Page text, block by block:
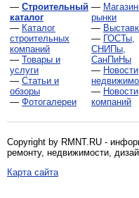
— Строительный
каталог
— Каталог
строительных
компаний
— Товары и
услуги
— Статьи и
обзоры
— Фотогалереи
—
рынки
—
— ГОСТы,
СНИПы,
СанПиНы
— Новости
— Новости
компаний
Copyright by RMNT.RU -
ремонту, недвижимости,
Карта сайта